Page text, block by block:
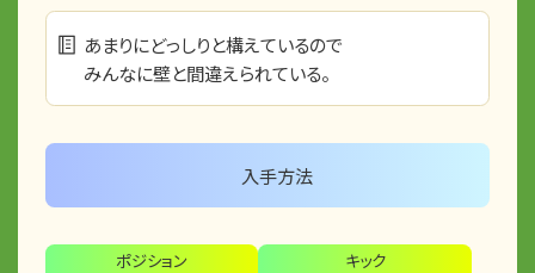
あまりにどっしりと構えているので
みんなに壁と間違えられている。
入手方法
ポジション
キック